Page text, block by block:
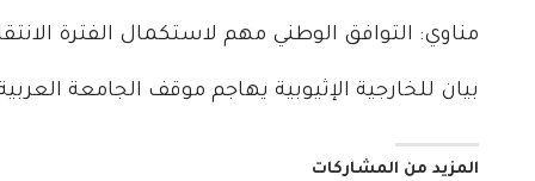
مناوي: التوافق الوطني مهم لاستكمال الفترة
بيان للخارجية الإثيوبية يهاجم موقف الجامعة
المزيد من المشاركات